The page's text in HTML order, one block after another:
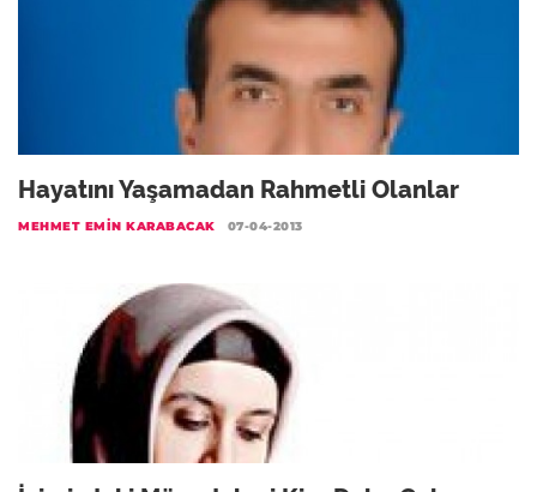
Hayatını Yaşamadan Rahmetli Olanlar
MEHMET EMIN KARABACAK 07-04-2013